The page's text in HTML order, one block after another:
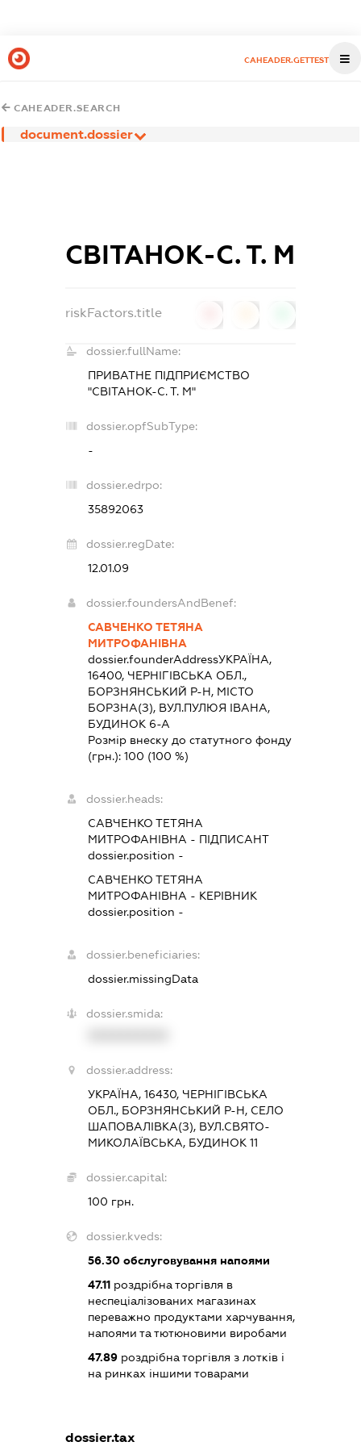
CAHEADER.GETTEST
CAHEADER.SEARCH
document.dossier
СВІТАНОК-С. Т. М
riskFactors.title
dossier.fullName:
ПРИВАТНЕ ПІДПРИЄМСТВО
"СВІТАНОК-С. Т. М"
dossier.opfSubType:
-
dossier.edrpo:
35892063
dossier.regDate:
12.01.09
dossier.foundersAndBenef:
САВЧЕНКО ТЕТЯНА
МИТРОФАНІВНА
dossier.founderAddressУКРАЇНА,
16400, ЧЕРНІГІВСЬКА ОБЛ.,
БОРЗНЯНСЬКИЙ Р-Н, МІСТО
БОРЗНА(З), ВУЛ.ПУЛЮЯ ІВАНА,
БУДИНОК 6-А
Розмір внеску до статутного фонду
(грн.): 100 (100 %)
dossier.heads:
САВЧЕНКО ТЕТЯНА
МИТРОФАНІВНА - ПІДПИСАНТ
dossier.position -
САВЧЕНКО ТЕТЯНА
МИТРОФАНІВНА - КЕРІВНИК
dossier.position -
dossier.beneficiaries:
dossier.missingData
dossier.smida:
dossier.address:
УКРАЇНА, 16430, ЧЕРНІГІВСЬКА
ОБЛ., БОРЗНЯНСЬКИЙ Р-Н, СЕЛО
ШАПОВАЛІВКА(З), ВУЛ.СВЯТО-
МИКОЛАЇВСЬКА, БУДИНОК 11
dossier.capital:
100 грн.
dossier.kveds:
56.30обслуговування напоями
47.11роздрібна торгівля в
неспеціалізованих магазинах
переважно продуктами харчування,
напоями та тютюновими виробами
47.89роздрібна торгівля з лотків і
на ринках іншими товарами
dossier.tax